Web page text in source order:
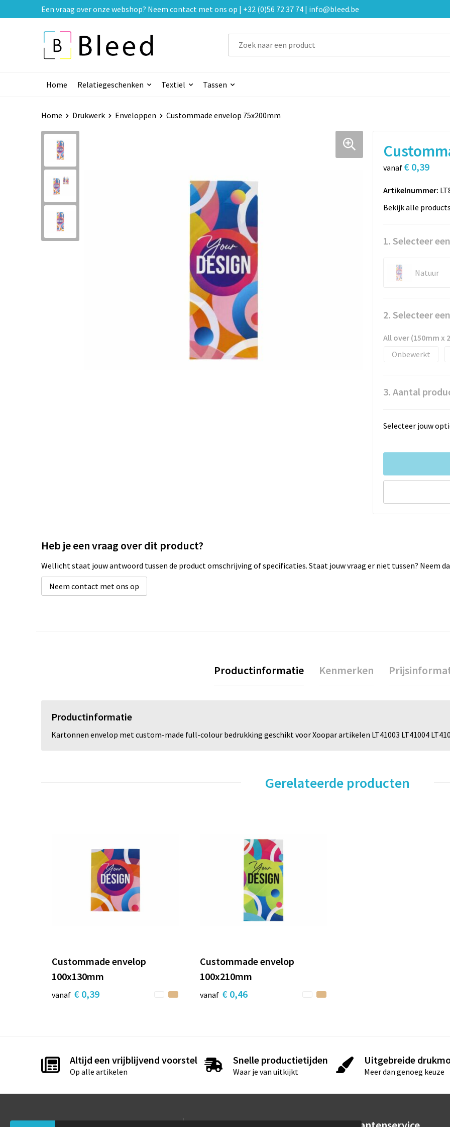
Een vraag over onze webshop? Neem contact met ons op | +32 (0)56 72 37 74 | info@bleed.be
Home Relatiegeschenken Textiel Tassen
Home Drukwerk Enveloppen Custommade envelop 75x200mm
vanaf € 0,39
Artikelnummer:
Bekijk alle
1. Selecteer
Natuur
2. Selecteer
All over (150mm x
Onbewerkt
3. Aantal
Selecteer jouw
Heb je een vraag over dit product?
Wellicht staat jouw antwoord tussen de product omschrijving of specificaties. Staat jouw vraag er niet tussen? Neem
Neem contact met ons op
Productinformatie Kenmerken
Productinformatie
Kartonnen envelop met custom-made full-colour bedrukking geschikt voor Xoopar artikelen LT41003 LT41004
Gerelateerde producten
Custommade envelop
100x130mm
vanaf € 0,39
Custommade envelop
100x210mm
vanaf € 0,46
Altijd een vrijblijvend voorstel
Op alle artikelen
Snelle productietijden
Waar je van uitkijkt
Uitgebreide
Meer dan genoeg keuze